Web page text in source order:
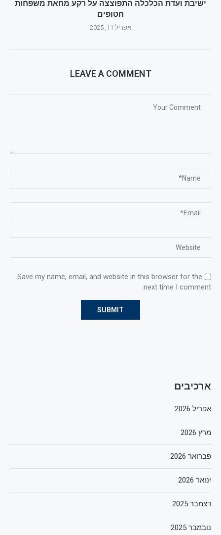
ישיבת ועדת הכלכלה התפוצצה על רקע מחאת משפחות
חטופים
אפריל 11, 2025
LEAVE A COMMENT
Save my name, email, and website in this browser for the
next time I comment.
ארכיבים
אפריל 2026
מרץ 2026
פברואר 2026
ינואר 2026
דצמבר 2025
נובמבר 2025